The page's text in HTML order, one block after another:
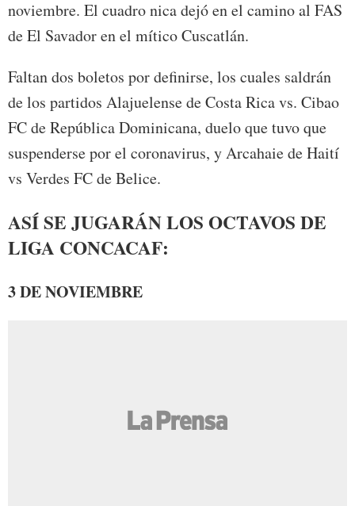
noviembre. El cuadro nica dejó en el camino al FAS
de El Savador en el mítico Cuscatlán.
Faltan dos boletos por definirse, los cuales saldrán
de los partidos Alajuelense de Costa Rica vs. Cibao
FC de República Dominicana, duelo que tuvo que
suspenderse por el coronavirus, y Arcahaie de Haití
vs Verdes FC de Belice.
ASÍ SE JUGARÁN LOS OCTAVOS DE
LIGA CONCACAF:
3 DE NOVIEMBRE